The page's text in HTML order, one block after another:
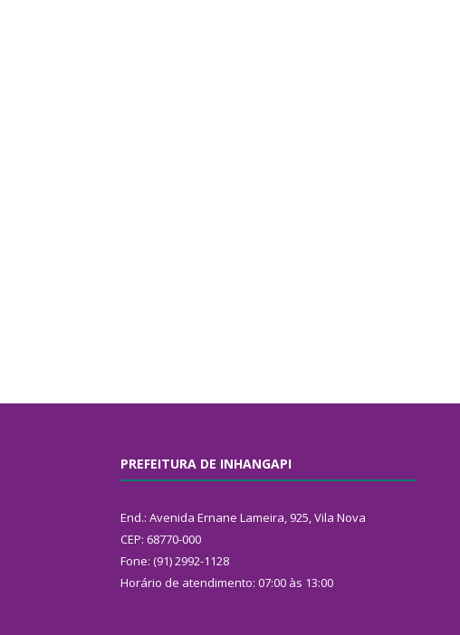
PREFEITURA DE INHANGAPI
End.: Avenida Ernane Lameira, 925, Vila Nova
CEP: 68770-000
Fone: (91) 2992-1128
Horário de atendimento: 07:00 às 13:00